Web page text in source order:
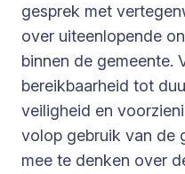
gesprek met
over uiteenlopende
binnen de gemeente.
bereikbaarheid tot
veiligheid en
volop gebruik van de
mee te denken over